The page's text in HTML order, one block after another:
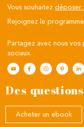
Vous souhaitez déposer
Rejoignez le
Partagez avec nous
sociaux.
Des
Acheter un ebook